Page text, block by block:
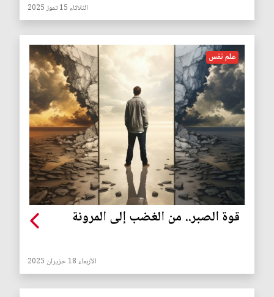
الثلاثاء 15 تموز 2025
علم نفس
قوة الصبر.. من الغضب إلى المرونة
الأربعاء 18 حزيران 2025